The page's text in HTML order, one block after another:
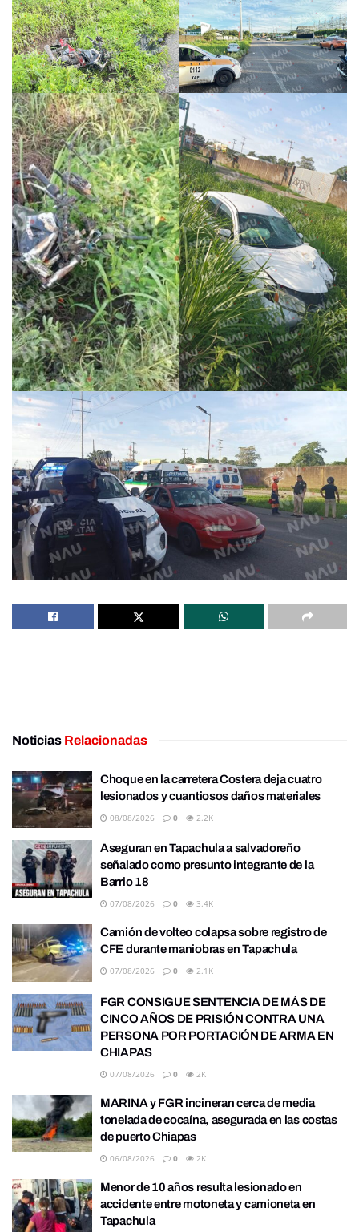
Noticias Relacionadas
Choque en la carretera Costera deja cuatro
lesionados y cuantiosos daños materiales
08/08/2026 0 2.2K
Aseguran en Tapachula a salvadoreño
señalado como presunto integrante de la
Barrio 18
07/08/2026 0 3.4K
Camión de volteo colapsa sobre registro de
CFE durante maniobras en Tapachula
07/08/2026 0 2.1K
FGR CONSIGUE SENTENCIA DE MÁS DE
CINCO AÑOS DE PRISIÓN CONTRA UNA
PERSONA POR PORTACIÓN DE ARMA EN
CHIAPAS
07/08/2026 0 2K
MARINA y FGR incineran cerca de media
tonelada de cocaína, asegurada en las costas
de puerto Chiapas
06/08/2026 0 2K
Menor de 10 años resulta lesionado en
accidente entre motoneta y camioneta en
Tapachula